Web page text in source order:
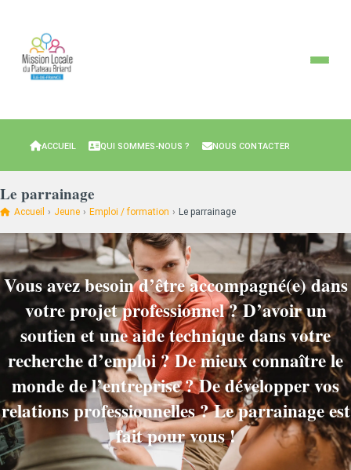
ACCUEIL QUI SOMMES-NOUS ? NOUS CONTACTER
Le parrainage
Accueil › Jeune › Emploi / formation › Le parrainage
Vous avez besoin d’être accompagné(e) dans
votre projet professionnel ? D’avoir un
soutien et une aide technique dans votre
recherche d’emploi ? De mieux connaître le
monde de l’entreprise ? De développer vos
relations professionnelles ? Le parrainage est
fait pour vous !